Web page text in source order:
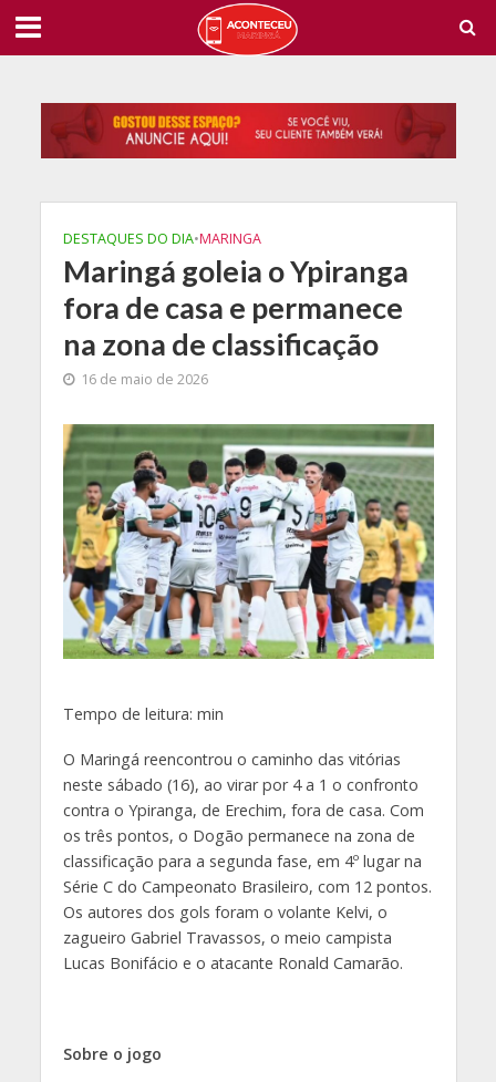
DESTAQUES DO DIA•MARINGA
Maringá goleia o Ypiranga
fora de casa e permanece
na zona de classificação
16 de maio de 2026
Tempo de leitura: min
O Maringá reencontrou o caminho das vitórias
neste sábado (16), ao virar por 4 a 1 o confronto
contra o Ypiranga, de Erechim, fora de casa. Com
os três pontos, o Dogão permanece na zona de
classificação para a segunda fase, em 4º lugar na
Série C do Campeonato Brasileiro, com 12 pontos.
Os autores dos gols foram o volante Kelvi, o
zagueiro Gabriel Travassos, o meio campista
Lucas Bonifácio e o atacante Ronald Camarão.
Sobre o jogo